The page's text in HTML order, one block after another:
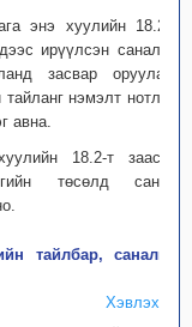
энэ хуулийн 18.2-т
ирүүлсэн саналыг
засвар оруулах,
нэмэлт нотлох
авна.
18.2-т заасан
төсөлд санал
тайлбар, саналыг
Хэвлэх